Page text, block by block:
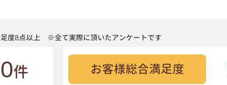
度8点以上 ※全て実際に頂いたアンケートです
件 お客様総合満足度